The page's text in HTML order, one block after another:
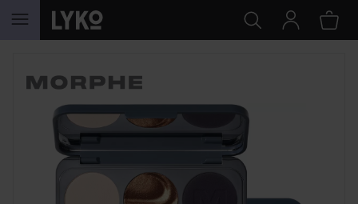
SIIRTYÄ JHK SISÄLTÖÖN
OHITA OSIO